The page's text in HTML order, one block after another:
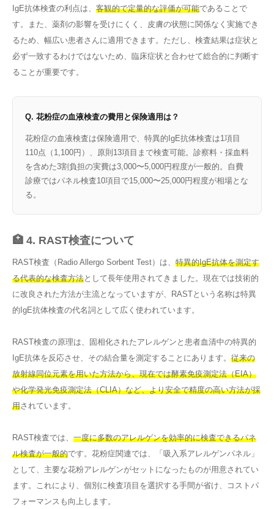
IgE抗体検査の利点は、 客観的で定量的な評価が可能であることで
す。また、薬剤の影響を受けにくく、皮膚の状態に関係なく実施でき
るため、幅広い患者さんに適用できます。ただし、検査結果は症状と
必ず一致するわけではないため、臨床症状と合わせて総合的に判断す
ることが重要です。
Q. 花粉症の血液検査の費用と保険適用は？
花粉症の血液検査は保険適用で、特異的IgE抗体検査は1項目
110点（1,100円）、原則13項目まで検査可能。診察料・採血料
を含めた3割負担の実費は3,000〜5,000円程度が一般的。自費
診療ではパネル検査10項目で15,000〜25,000円程度が相場とな
る。
🏥 4. RAST検査について
RAST検査（Radio Allergo Sorbent Test）は、 特異的IgE抗体を測定す
る代表的な検査方法として長年使用されてきました。現在では技術的
に改良された方法が主流となっていますが、RASTという名称は特異
的IgE抗体検査の代名詞として広く使われています。
RAST検査の原理は、固相化されたアレルゲンと患者血清中の特異的
IgE抗体を反応させ、その結合量を測定することにあります。 従来の
放射線同位元素を用いた方法から、現在では酵素免疫測定法（EIA）
や化学発光免疫測定法（CLIA）など、より安全で精度の高い方法が採
用されています。
RAST検査では、 一度に多数のアレルゲンを効率的に検査できるパネ
ル検査が一般的です。花粉症関連では、「吸入系アレルゲンパネル」
として、主要な花粉アレルゲンがセットになったものが用意されてい
ます。これにより、個別に検査項目を選択する手間が省け、コストパ
フォーマンスも向上します。